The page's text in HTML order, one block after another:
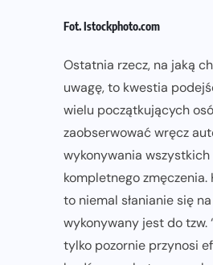
Fot. Istockphoto.com
Ostatnia rzecz, na jaką
uwagę, to kwestia
wielu początkujących
zaobserwować wręcz
wykonywania
kompletnego
to niemal słanianie się
wykonywany jest do tzw.
tylko pozornie przynosi